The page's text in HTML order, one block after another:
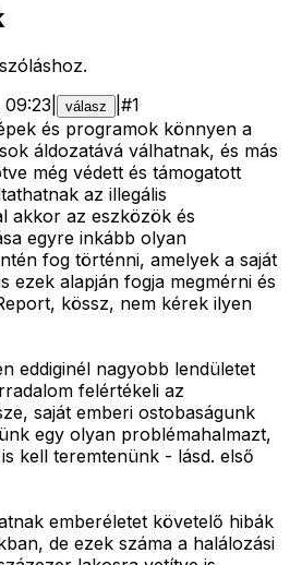
09:23 válasz #1
és programok könnyen a
áldozatává válhatnak, és más
még védett és támogatott
az illegális
akkor az eszközök és
egyre inkább olyan
fog történni, amelyek a saját
ezek alapján fogja megmérni és
kössz, nem kérek ilyen
eddiginél nagyobb lendületet
felértékeli az
saját emberi ostobaságunk
egy olyan problémahalmazt,
kell teremtenünk - lásd. első
emberéletet követelő hibák
de ezek száma a halálozási